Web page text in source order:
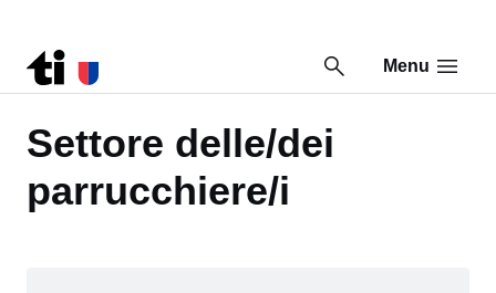
Vai al contenuto della pagina
Vai al piè di pagina
Torna a Percorsi formativi
Settore delle/dei
parrucchiere/i